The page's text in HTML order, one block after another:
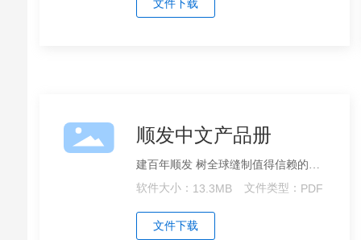
文件下载
顺发中文产品册
建百年顺发 树全球缝制值得信赖的品
牌
软件大小： 13.3MB 文件类型： PDF
文件下载